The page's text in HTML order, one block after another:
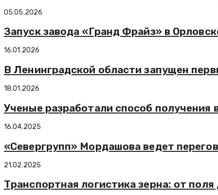
05.05.2026
Запуск завода «Гранд Фрайз» в
16.01.2026
В Ленинградской области запущен
18.01.2026
Ученые разработали способ получения
16.04.2025
«Севергрупп» Мордашова ведет
21.02.2025
Транспортная логистика зерна: от поля